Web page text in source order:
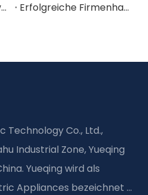
Was sind die 4 Arten von MCB?
​Erfolgreiche Firmenhauptversammlung
Technology Co., Ltd.,
Industrial Zone, Yueqing
Yueqing wird als
Appliances bezeichnet ...